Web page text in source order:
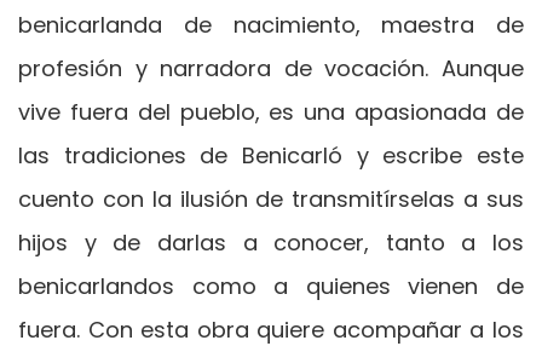
benicarlanda de nacimiento, maestra de
profesión y narradora de vocación. Aunque
vive fuera del pueblo, es una apasionada de
las tradiciones de Benicarló y escribe este
cuento con la ilusión de transmitírselas a sus
hijos y de darlas a conocer, tanto a los
benicarlandos como a quienes vienen de
fuera. Con esta obra quiere acompañar a los